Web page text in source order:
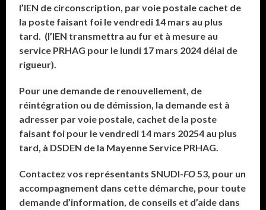
l’IEN de circonscription, par voie postale cachet de
la poste faisant foi le vendredi 14 mars au plus
tard. (l’IEN transmettra au fur et à mesure au
service PRHAG pour le lundi 17 mars 2024 délai de
rigueur).
Pour une demande de renouvellement, de
réintégration ou de démission, la demande est à
adresser par voie postale, cachet de la poste
faisant foi pour le vendredi 14 mars 20254 au plus
tard, à DSDEN de la Mayenne Service PRHAG.
Contactez vos représentants SNUDI-FO53, pour un
accompagnement dans cette démarche, pour toute
demande d’information, de conseils et d’aide dans